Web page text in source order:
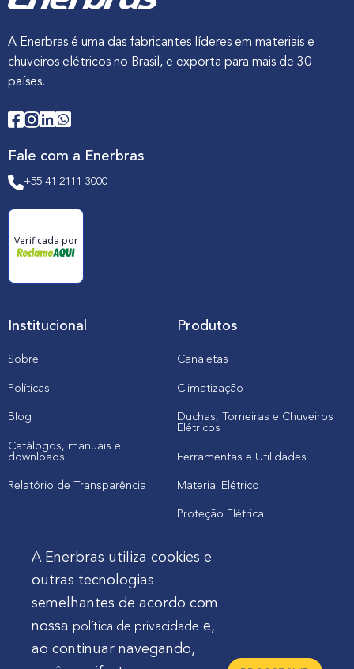
A Enerbras é uma das fabricantes líderes em materiais e
chuveiros elétricos no Brasil, e exporta para mais de 30
países.
Fale com a Enerbras
+55 41 2111-3000
Verificada por
Institucional
Sobre
Políticas
Blog
Catálogos, manuais e
downloads
Relatório de Transparência
Produtos
Canaletas
Climatização
Duchas, Torneiras e Chuveiros
Elétricos
Ferramentas e Utilidades
Material Elétrico
Proteção Elétrica
Cliente
Onde comprar produtos
Quero Enerbras na minha loja
A Enerbras utiliza cookies e
outras tecnologias
semelhantes de acordo com
nossa política de privacidade e,
ao continuar navegando,